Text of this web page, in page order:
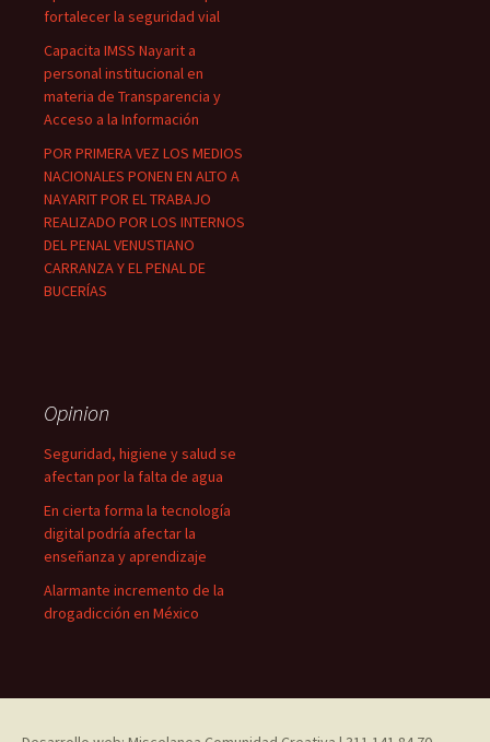
fortalecer la seguridad vial
Capacita IMSS Nayarit a
personal institucional en
materia de Transparencia y
Acceso a la Información
POR PRIMERA VEZ LOS MEDIOS
NACIONALES PONEN EN ALTO A
NAYARIT POR EL TRABAJO
REALIZADO POR LOS INTERNOS
DEL PENAL VENUSTIANO
CARRANZA Y EL PENAL DE
BUCERÍAS
Opinion
Seguridad, higiene y salud se
afectan por la falta de agua
En cierta forma la tecnología
digital podría afectar la
enseñanza y aprendizaje
Alarmante incremento de la
drogadicción en México